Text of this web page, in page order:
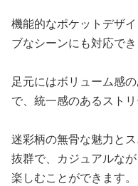
機能的なポケットデザ
ブなシーンにも対応でき
足元にはボリューム感
で、統一感のあるスト
迷彩柄の無骨な魅力と
抜群で、カジュアルな
楽しむことができます。